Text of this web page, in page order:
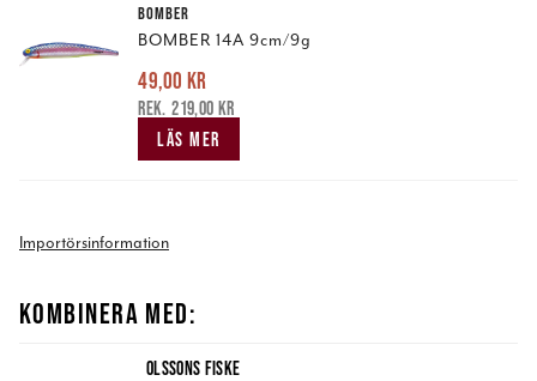
BOMBER
BOMBER 14A 9cm/9g
Nuvarande pris
219,00 kr
49,00 kr
219,00 kr
LÄS MER
Importörsinformation
KOMBINERA MED:
OLSSONS FISKE